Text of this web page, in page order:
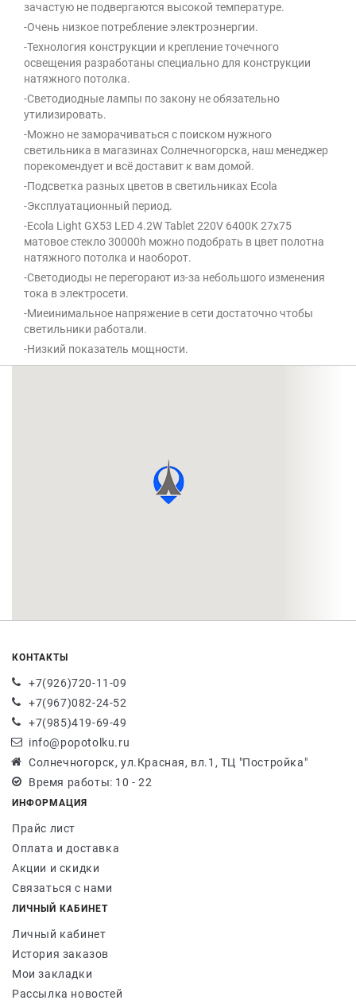
зачастую не подвергаются высокой температуре.
-Очень низкое потребление электроэнергии.
-Технология конструкции и крепление точечного
освещения разработаны специально для конструкции
натяжного потолка.
-Светодиодные лампы по закону не обязательно
утилизировать.
-Можно не заморачиваться с поиском нужного
светильника в магазинах Солнечногорска, наш менеджер
порекомендует и всё доставит к вам домой.
-Подсветка разных цветов в светильниках Ecola
-Эксплуатационный период.
-Ecola Light GX53 LED 4.2W Tablet 220V 6400K 27x75
матовое стекло 30000h можно подобрать в цвет полотна
натяжного потолка и наоборот.
-Светодиоды не перегорают из-за небольшого изменения
тока в электросети.
-Миеинимальное напряжение в сети достаточно чтобы
светильники работали.
-Низкий показатель мощности.
КОНТАКТЫ
+7(926)720-11-09
+7(967)082-24-52
+7(985)419-69-49
info@popotolku.ru
Солнечногорск, ул.Красная, вл.1, ТЦ "Постройка"
Время работы: 10 - 22
ИНФОРМАЦИЯ
Прайс лист
Оплата и доставка
Акции и скидки
Связаться с нами
ЛИЧНЫЙ КАБИНЕТ
Личный кабинет
История заказов
Мои закладки
Рассылка новостей